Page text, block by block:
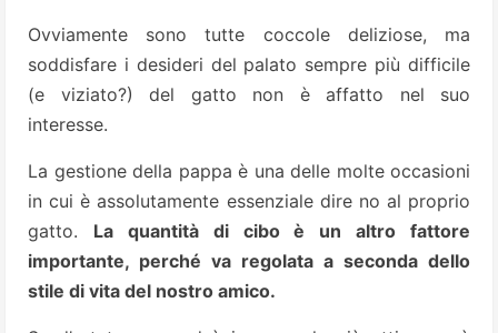
Ovviamente sono tutte coccole deliziose, ma
soddisfare i desideri del palato sempre più difficile
(e viziato?) del gatto non è affatto nel suo
interesse.
La gestione della pappa è una delle molte occasioni
in cui è assolutamente essenziale dire no al proprio
gatto. La quantità di cibo è un altro fattore
importante, perché va regolata a seconda dello
stile di vita del nostro amico.